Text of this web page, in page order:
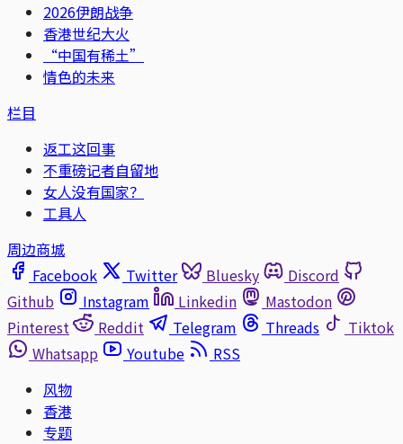
2026伊朗战争
香港世纪大火
“中国有稀土”
情色的未来
栏目
返工这回事
不重磅记者自留地
女人没有国家？
工具人
周边商城
Facebook
Twitter Bluesky
Discord
Github
Instagram Linkedin
Mastodon
Pinterest
Reddit Telegram Threads
Tiktok
Whatsapp
Youtube
RSS
风物
香港
专题